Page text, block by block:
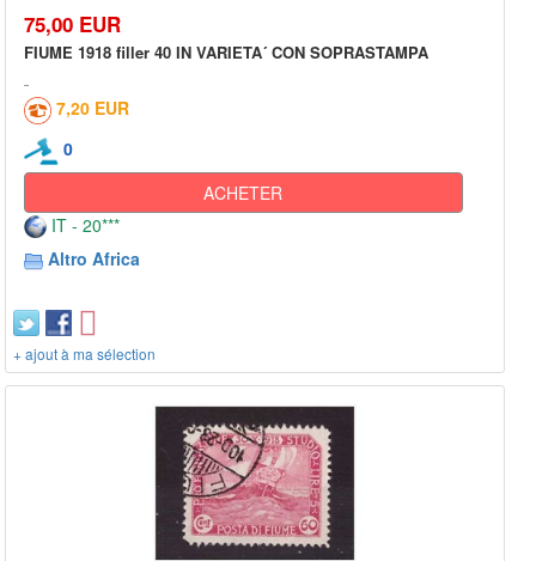
75,00 EUR
FIUME 1918 filler 40 IN VARIETA´ CON SOPRASTAMPA
7,20 EUR
0
ACHETER
IT - 20***
Altro Africa
+ ajout à ma sélection